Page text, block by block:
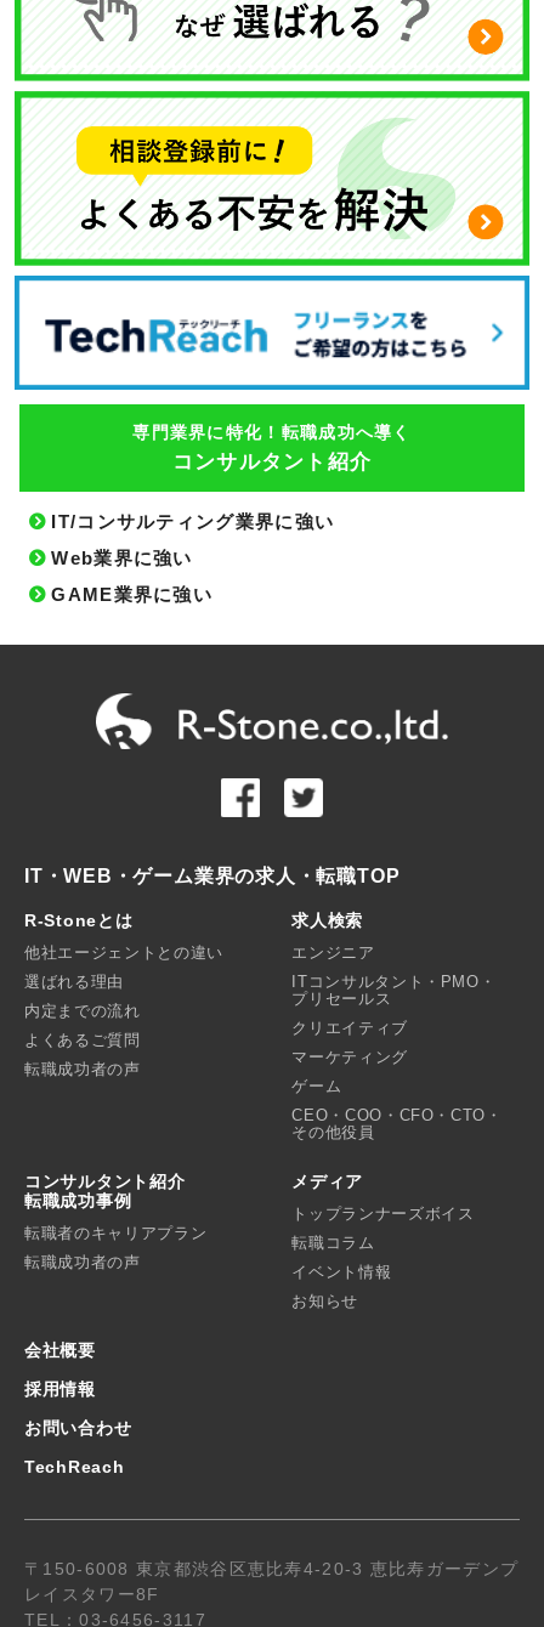
専門業界に特化！転職成功へ導く
コンサルタント紹介
IT/コンサルティング業界に強い
Web業界に強い
GAME業界に強い
IT・WEB・ゲーム業界の求人・転職TOP
R-Stoneとは
他社エージェントとの違い
選ばれる理由
内定までの流れ
よくあるご質問
転職成功者の声
求人検索
エンジニア
ITコンサルタント・PMO・
プリセールス
クリエイティブ
マーケティング
ゲーム
CEO・COO・CFO・CTO・
その他役員
コンサルタント紹介
転職成功事例
転職者のキャリアプラン
転職成功者の声
メディア
トップランナーズボイス
転職コラム
イベント情報
お知らせ
会社概要
採用情報
お問い合わせ
TechReach
〒150-6008 東京都渋谷区恵比寿4-20-3 恵比寿ガーデンプ
レイスタワー8F
TEL：03-6456-3117